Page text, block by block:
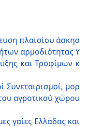
πλαισίου άσκησ
αρμοδιότητας Υ
και Τροφίμων κ
Συνεταιρισμοί, μορ
αγροτικού χώρου
γαίες Ελλάδας και